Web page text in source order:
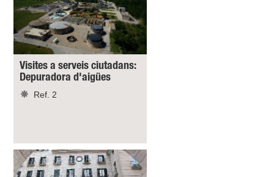
Visites a serveis ciutadans:
Depuradora d'aigües
Ref. 2